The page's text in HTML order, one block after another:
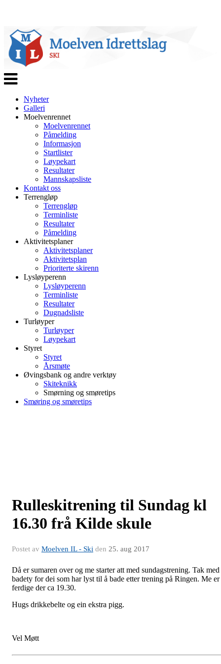
Veksle
navigasjon
Nyheter
Galleri
Moelvenrennet
Moelvenrennet
Påmelding
Informasjon
Startlister
Løypekart
Resultater
Mannskapsliste
Kontakt oss
Terrengløp
Terrengløp
Terminliste
Resultater
Påmelding
Aktivitetsplaner
Aktivitetsplaner
Aktivitetsplan
Prioriterte skirenn
Lysløyperenn
Lysløyperenn
Terminliste
Resultater
Dugnadsliste
Turløyper
Turløyper
Løypekart
Styret
Styret
Årsmøte
Øvingsbank og andre verktøy
Skiteknikk
Smørning og smøretips
Smøring og smøretips
Rulleskitrening til Sundag kl
16.30 frå Kilde skule
Postet av Moelven IL - Ski den 25. aug 2017
Då er sumaren over og me starter att med sundagstrening. Tak med
badety for dei som har lyst til å bade etter trening på Ringen. Me er
ferdige der ca 19.30.
Hugs drikkebelte og ein ekstra pigg.
Vel Møtt